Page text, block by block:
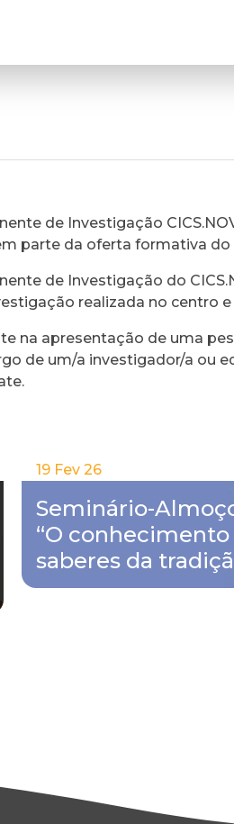
de Investigação
parte da oferta formativa do
de Investigação do
realizada no centro
na apresentação de uma
de um/a investigador/a ou
19 Fev 26
Seminário-
“O conhecimento
saberes da